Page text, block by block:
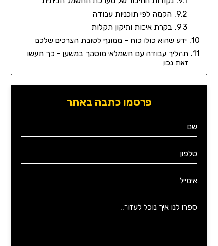
הקמה לפי תוכניות עבודה
בקרת איכות ותיקון תקלות
ידע שהוא כולו כוח – ממונף לטובת הצרכים שלכם
תהליך עבודה עם חשמלאי מוסמך במשען - כך תעשו
זאת נכון
פרסמו כתבה באתר